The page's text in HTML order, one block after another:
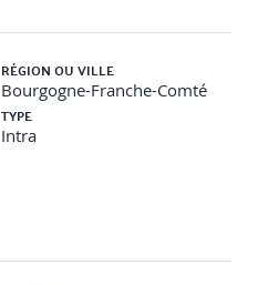
RÉGION OU VILLE
Bourgogne-Franche-Comté
TYPE
Intra